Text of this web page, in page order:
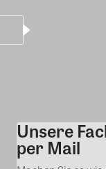
Unsere
per Mail